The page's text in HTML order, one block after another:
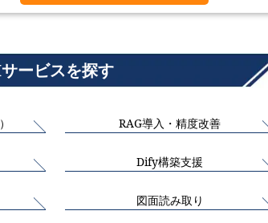
ービスを探す
RAG導入・精度改善
Dify構築支援
図面読み取り